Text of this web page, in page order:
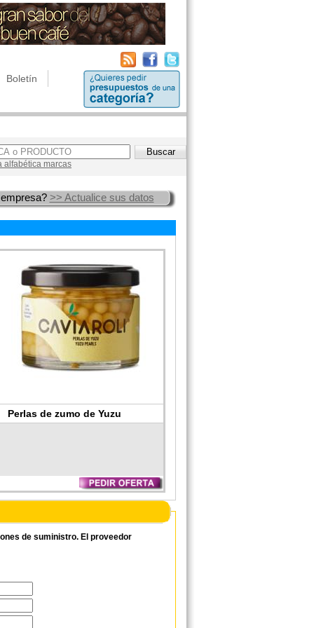
Boletín
alfabética marcas
>> Actualice sus datos
Perlas de zumo de Yuzu
de suministro. El proveedor